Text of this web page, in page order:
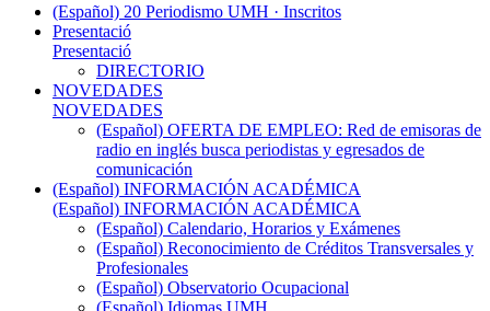
(Español) 20 Periodismo UMH · Inscritos
Presentació
Presentació
DIRECTORIO
NOVEDADES
NOVEDADES
(Español) OFERTA DE EMPLEO: Red de emisoras de
radio en inglés busca periodistas y egresados de
comunicación
(Español) INFORMACIÓN ACADÉMICA
(Español) INFORMACIÓN ACADÉMICA
(Español) Calendario, Horarios y Exámenes
(Español) Reconocimiento de Créditos Transversales y
Profesionales
(Español) Observatorio Ocupacional
(Español) Idiomas UMH